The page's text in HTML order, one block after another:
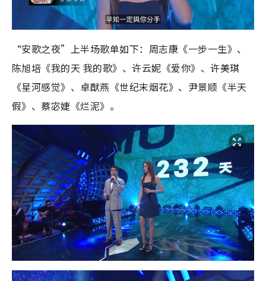
“安歌之夜”上半场歌单如下：周志康《一步一生》、
陈旭培《我的天 我的歌》、许云妮《爱你》、许美琪
《星河感觉》、卓猷燕《世纪末烟花》、尹景顺《半天
假》、蔡宓婕《烂泥》。